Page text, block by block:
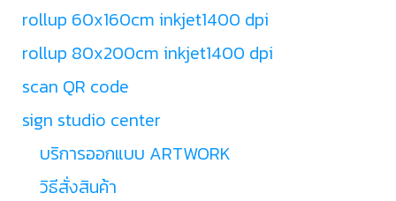
rollup 60x160cm inkjet1400 dpi
rollup 80x200cm inkjet1400 dpi
scan QR code
sign studio center
บริการออกแบบ ARTWORK
วิธีสั่งสินค้า